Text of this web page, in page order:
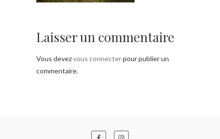
Laisser un commentaire
Vous devezvous connecterpour publier un
commentaire.